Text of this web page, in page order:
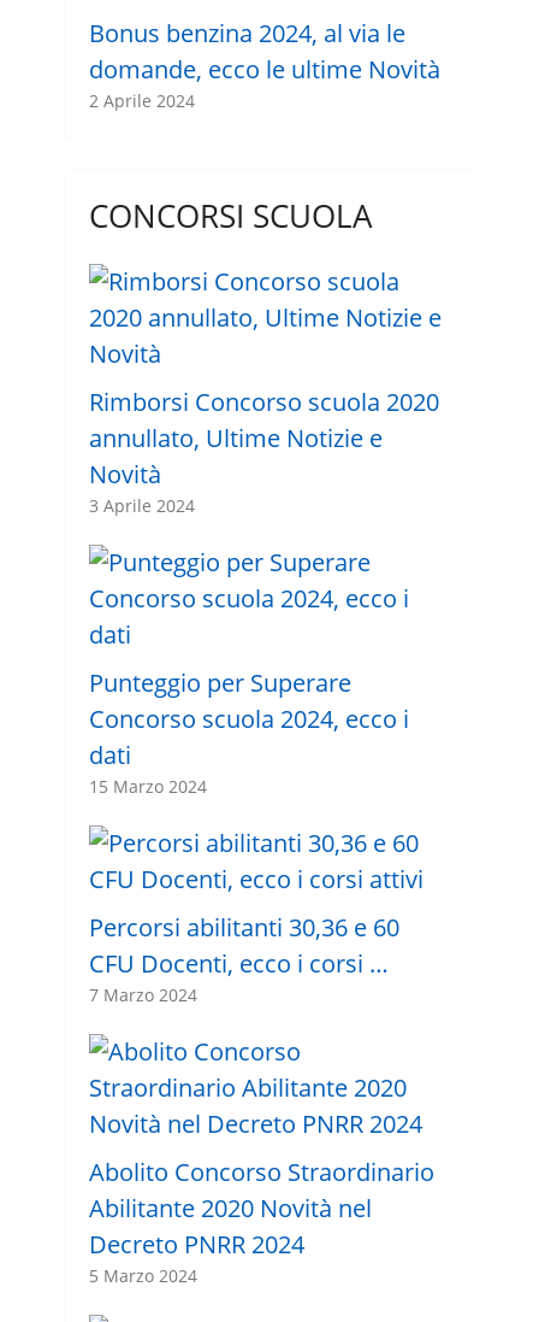
Bonus benzina 2024, al via le
domande, ecco le ultime Novità
2 Aprile 2024
CONCORSI SCUOLA
Rimborsi Concorso scuola 2020
annullato, Ultime Notizie e
Novità
3 Aprile 2024
Punteggio per Superare
Concorso scuola 2024, ecco i
dati
15 Marzo 2024
Percorsi abilitanti 30,36 e 60
CFU Docenti, ecco i corsi …
7 Marzo 2024
Abolito Concorso Straordinario
Abilitante 2020 Novità nel
Decreto PNRR 2024
5 Marzo 2024